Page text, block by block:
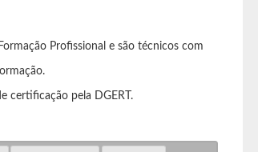
Profissional e são técnicos com
certificação pela DGERT.